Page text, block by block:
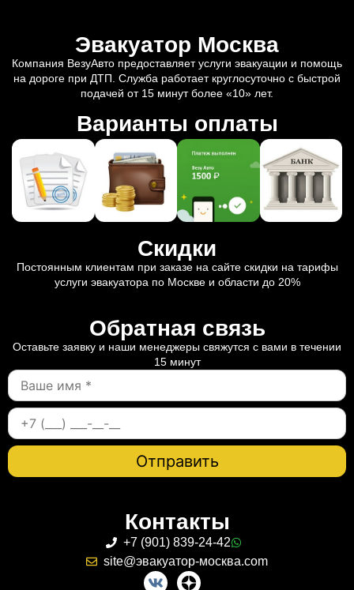
Эвакуатор Москва
Компания ВезуАвто предоставляет услуги эвакуации и помощь
на дороге при ДТП. Служба работает круглосуточно с быстрой
подачей от 15 минут более «10» лет.
Варианты оплаты
Скидки
Постоянным клиентам при заказе на сайте скидки на тарифы
услуги эвакуатора по Москве и области до 20%
Обратная связь
Оставьте заявку и наши менеджеры свяжутся с вами в течении
15 минут
Контакты
+7 (901) 839-24-42
site@эвакуатор-москва.com